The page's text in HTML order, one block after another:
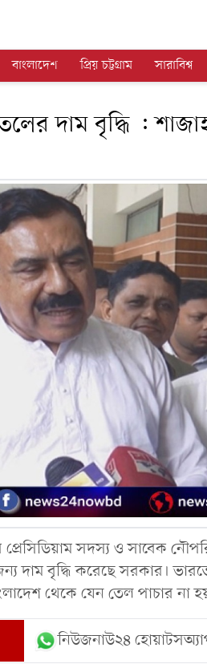
বাংলাদেশ প্রিয় চট্টগ্রাম সারাবিশ্ব
দাম বৃদ্ধি :
সদস্য ও সাবেক
দাম বৃদ্ধি করেছে সরকার।
থেকে যেন তেল পাচার না
নিউজনাউ২৪